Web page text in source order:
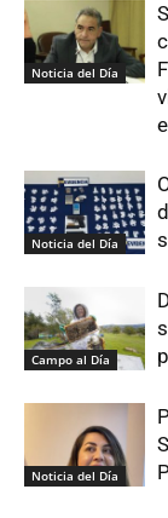
Noticia del Día
Noticia del Día
Campo al Día
Noticia del Día